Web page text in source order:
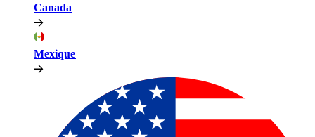
Canada​​
Mexique​​